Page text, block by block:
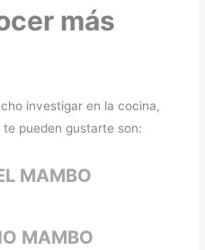
más
investigar en la cocina,
pueden gustarte son:
MAMBO
MAMBO